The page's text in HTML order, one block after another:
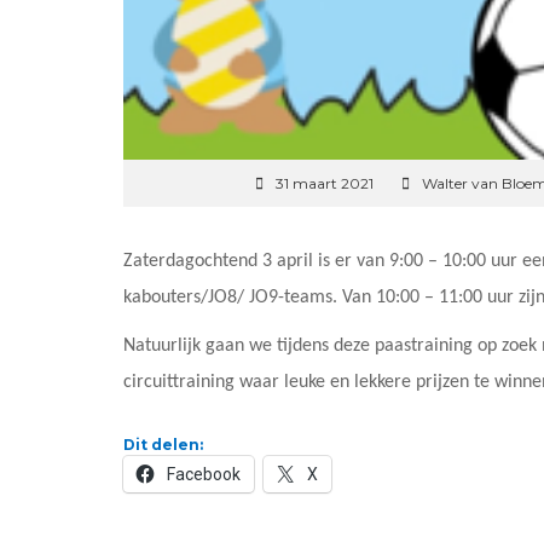
31 maart 2021 Walter van
Zaterdagochtend 3 april is er van 9:00 – 10:00 uur
kabouters/JO8/ JO9-teams. Van 10:00 – 11:00 uur
Natuurlijk gaan we tijdens deze paastraining op
circuittraining waar leuke en lekkere prijzen te
Dit delen:
Facebook X